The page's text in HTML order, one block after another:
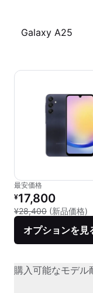
Galaxy A25
最安価格
リファービッシュ品
¥17,800
¥28,400 (新品価格)
オプションを見
購入可能なモデル